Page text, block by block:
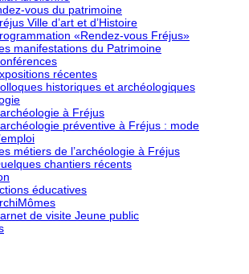
vous du patrimoine
Ville d’art et d’Histoire
«Rendez-vous Fréjus»
manifestations du Patrimoine
récentes
historiques et archéologiques
à Fréjus
préventive à Fréjus : mode
métiers de l’archéologie à Fréjus
chantiers récents
éducatives
de visite Jeune public